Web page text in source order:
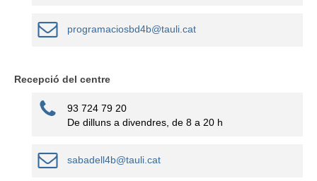
programaciosbd4b@tauli.cat
Recepció del centre
93 724 79 20
De dilluns a divendres, de 8 a 20 h
sabadell4b@tauli.cat